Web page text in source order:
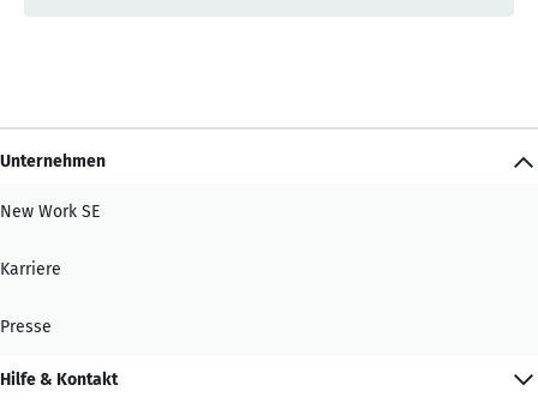
Unternehmen
New Work SE
Karriere
Presse
Hilfe & Kontakt